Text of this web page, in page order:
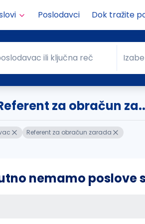
Poslodavci Dok tražite
ili ključna reč
ili ključna reč Grad
za obračun
Referent za obračun zarada
nemamo poslove